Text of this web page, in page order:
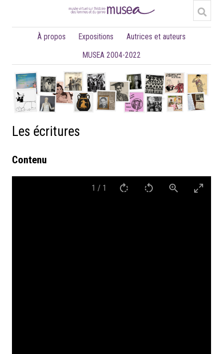
À propos Expositions
Autrices et auteurs
MUSEA 2004-2022
Les écritures
Contenu
1 / 1